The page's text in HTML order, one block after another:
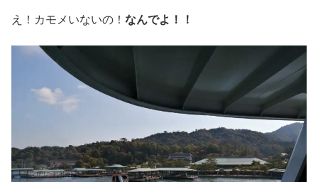
え！カモメいないの！ なんでよ！！